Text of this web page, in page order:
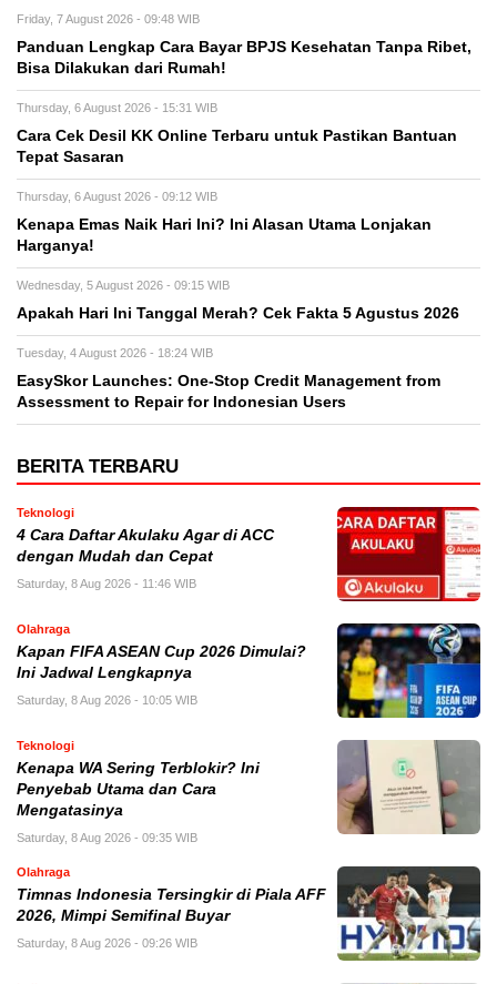
Friday, 7 August 2026 - 09:48 WIB
Panduan Lengkap Cara Bayar BPJS Kesehatan Tanpa Ribet,
Bisa Dilakukan dari Rumah!
Thursday, 6 August 2026 - 15:31 WIB
Cara Cek Desil KK Online Terbaru untuk Pastikan Bantuan
Tepat Sasaran
Thursday, 6 August 2026 - 09:12 WIB
Kenapa Emas Naik Hari Ini? Ini Alasan Utama Lonjakan
Harganya!
Wednesday, 5 August 2026 - 09:15 WIB
Apakah Hari Ini Tanggal Merah? Cek Fakta 5 Agustus 2026
Tuesday, 4 August 2026 - 18:24 WIB
EasySkor Launches: One-Stop Credit Management from
Assessment to Repair for Indonesian Users
BERITA TERBARU
Teknologi
4 Cara Daftar Akulaku Agar di ACC
dengan Mudah dan Cepat
Saturday, 8 Aug 2026 - 11:46 WIB
Olahraga
Kapan FIFA ASEAN Cup 2026 Dimulai?
Ini Jadwal Lengkapnya
Saturday, 8 Aug 2026 - 10:05 WIB
Teknologi
Kenapa WA Sering Terblokir? Ini
Penyebab Utama dan Cara
Mengatasinya
Saturday, 8 Aug 2026 - 09:35 WIB
Olahraga
Timnas Indonesia Tersingkir di Piala AFF
2026, Mimpi Semifinal Buyar
Saturday, 8 Aug 2026 - 09:26 WIB